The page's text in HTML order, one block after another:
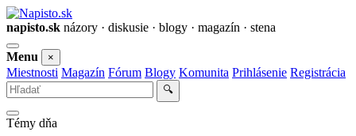
napisto.sk názory · diskusie · blogy · magazín · stena
Otvoriť
menu
Menu ×
Miestnosti Magazín Fórum Blogy Komunita Prihlásenie Registrácia
Vyhľadať
🔍
Témy dňa